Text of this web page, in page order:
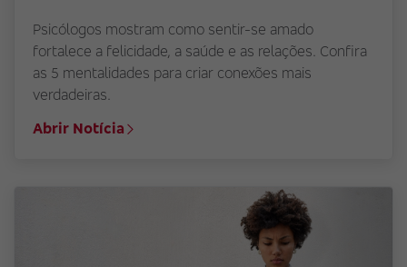
Psicólogos mostram como sentir-se amado
fortalece a felicidade, a saúde e as relações. Confira
as 5 mentalidades para criar conexões mais
verdadeiras.
Abrir Notícia